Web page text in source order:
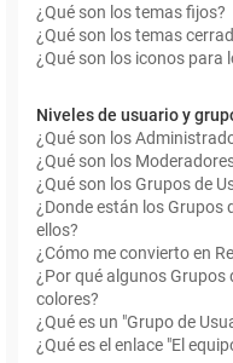
¿Qué son los temas fijos?
¿Qué son los temas
¿Qué son los iconos para
Niveles de usuario y
¿Qué son los
¿Qué son los
¿Qué son los Grupos de
¿Donde están los Grupos
ellos?
¿Cómo me convierto en
¿Por qué algunos Grupos
colores?
¿Qué es un "Grupo de
¿Qué es el enlace "El